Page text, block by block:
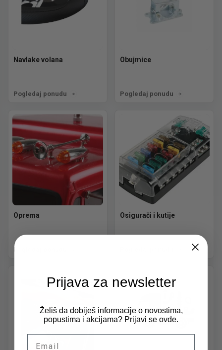
Navlake volana
Pogledaj ponudu
Obujmice
Pogledaj ponudu
Oprema
Pogledaj ponudu
Osigurači i kutije
Prijava za newsletter
Želiš da dobiješ informacije o novostima,
popustima i akcijama? Prijavi se ovde.